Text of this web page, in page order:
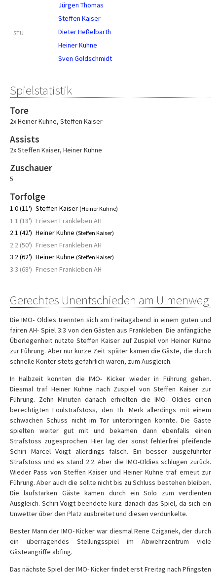
Jürgen Thomas
Steffen Kaiser
STU
Dieter Heßelbarth
Heiner Kuhne
Sven Goldschmidt
Spielstatistik
Tore
2x Heiner Kuhne, Steffen Kaiser
Assists
2x Steffen Kaiser, Heiner Kuhne
Zuschauer
5
Torfolge
1:0 (11') Steffen Kaiser (Heiner Kuhne)
1:1 (18') Friesen Frankleben AH
2:1 (42') Heiner Kuhne (Steffen Kaiser)
2:2 (50') Friesen Frankleben AH
3:2 (62') Heiner Kuhne (Steffen Kaiser)
3:3 (68') Friesen Frankleben AH
Gerechtes Unentschieden am Ulmenweg
Die IMO- Oldies trennten sich am Freitagabend in einem guten und
fairen AH- Spiel 3:3 von den Gästen aus Frankleben. Die anfängliche
Überlegenheit nutzte Steffen Kaiser auf Zuspiel von Heiner Kuhne
zur Führung. Aber nur kurze Zeit später kamen die Gäste, die durch
schnelle Konter stets gefährlich waren, zum Ausgleich.
In Halbzeit konnten die IMO- Kicker wieder in Führung gehen.
Diesmal traf Heiner Kuhne nach Zuspiel von Steffen Kaiser zur
Führung. Zehn Minuten danach erhielten die IMO- Oldies einen
berechtigten Foulstrafstoss, den Th. Merk allerdings mit einem
schwachen Schuss nicht im Tor unterbringen konnte. Die Gäste
spielten weiter gut mit und bekamen dann ebenfalls einen
Strafstoss zugesprochen. Hier lag der sonst fehlerfrei pfeifende
Schiri Marcel Voigt allerdings falsch. Ein besser ausgeführter
Strafstoss und es stand 2:2. Aber die IMO-Oldies schlugen zurück.
Wieder Pass von Steffen Kaiser und Heiner Kuhne traf erneut zur
Führung. Aber auch die sollte nicht bis zu Schluss bestehen bleiben.
Die laufstarken Gäste kamen durch ein Solo zum verdienten
Ausgleich. Schiri Voigt beendete kurz danach das Spiel, da sich ein
Unwetter über den Platz ausbreitet und diesen verdunkelte.
Bester Mann der IMO- Kicker war diesmal Rene Cziganek, der durch
ein überragendes Stellungsspiel im Abwehrzentrum viele
Gästeangriffe abfing.
Das nächste Spiel der IMO- Kicker findet erst Freitag nach Pfingsten